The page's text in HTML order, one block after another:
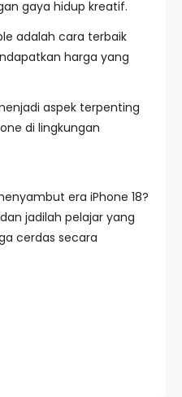
gaya hidup kreatif.
adalah cara terbaik
harga yang
aspek terpenting
di lingkungan
era iPhone 18?
jadilah pelajar yang
cerdas secara